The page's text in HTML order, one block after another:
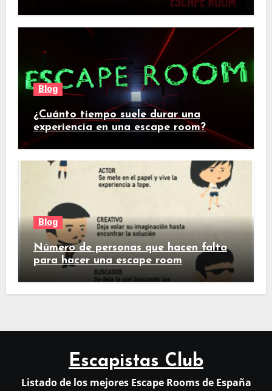
Blog
¿Cuánto tiempo suele durar una
experiencia en una escape room?
Blog
Número de personas que hacen falta
para hacer una escape room
Escapistas Club
Listado de los mejores Escape Rooms de España